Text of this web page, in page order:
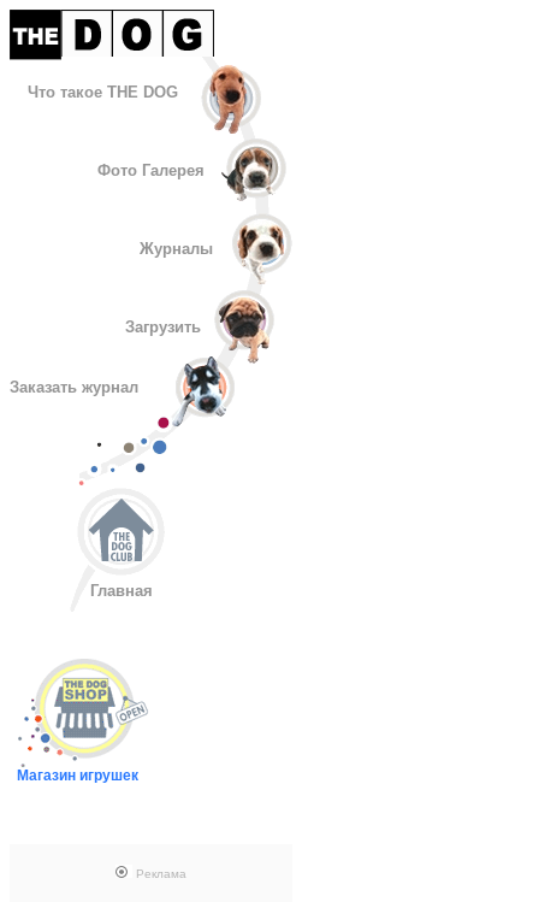
Что такое THE DOG
Фото Галерея
Журналы
Загрузить
Заказать журнал
Главная
Магазин игрушек
Реклама